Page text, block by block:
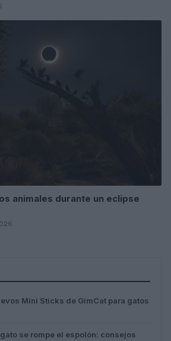
animales durante un eclipse
Mini Sticks de GimCat para gatos
se rompe el espolón: consejos